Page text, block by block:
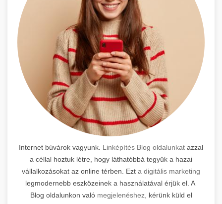
Internet búvárok vagyunk. Linképítés Blog oldalunkat azzal
a céllal hoztuk létre, hogy láthatóbbá tegyük a hazai
vállalkozásokat az online térben. Ezt a digitális marketing
legmodernebb eszközeinek a használatával érjük el. A
Blog oldalunkon való megjelenéshez,
kérünk küld el